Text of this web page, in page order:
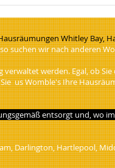
area.
Whitley Bay,
suchen wir nach anderen
werden. Egal, ob
us Womble's Ihre
entsorgt und, wo
Darlington, Hartlepool,